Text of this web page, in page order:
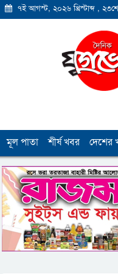
৭ই আগস্ট, ২০২৬ খ্রিস্টাব্দ ,
মূল পাতা শীর্ষ খবর দেশের